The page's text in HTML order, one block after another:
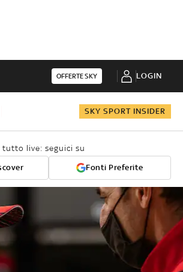
OFFERTE SKY LOGIN
SKY SPORT INSIDER
tutto live: seguici su
Fonti Preferite